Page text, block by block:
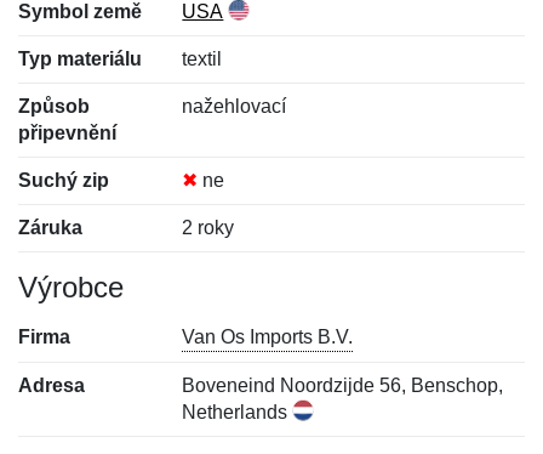
Symbol země USA
Typ materiálu textil
Způsob
připevnění
nažehlovací
Suchý zip ✖ ne
Záruka 2 roky
Výrobce
Firma Van Os Imports B.V.
Adresa
Boveneind Noordzijde 56, Benschop,
Netherlands